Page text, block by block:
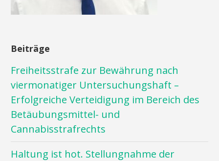
Beiträge
Freiheitsstrafe zur Bewährung nach
viermonatiger Untersuchungshaft –
Erfolgreiche Verteidigung im Bereich des
Betäubungsmittel- und
Cannabisstrafrechts
Haltung ist hot. Stellungnahme der